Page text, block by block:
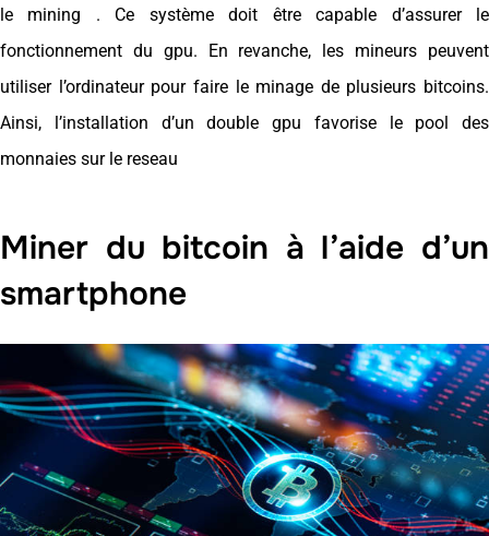
le mining
. Ce système doit être capable d’assurer le
fonctionnement du gpu. En revanche, les mineurs peuvent
utiliser l’ordinateur pour faire le minage de plusieurs bitcoins.
Ainsi, l’installation d’un double gpu favorise le pool des
monnaies sur le reseau
Miner du bitcoin à l’aide d’un
smartphone